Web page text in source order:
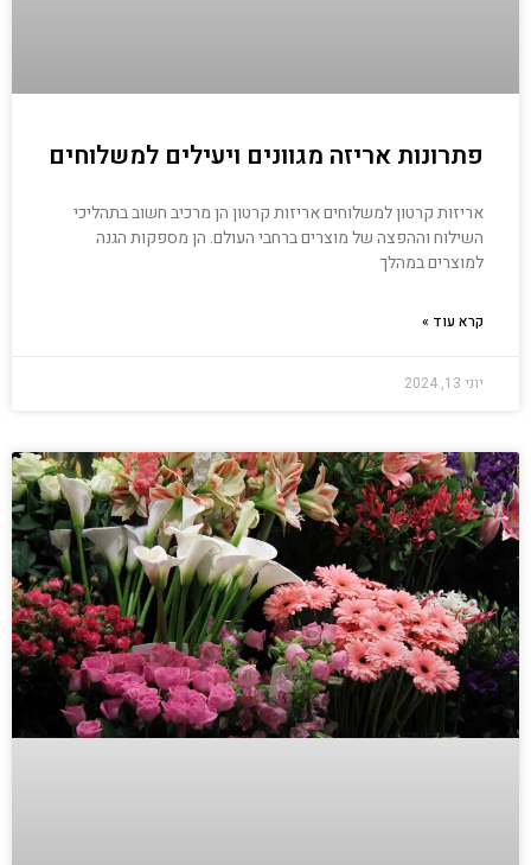
פתרונות אריזה מגוונים ויעילים למשלוחים
אריזות קרטון למשלוחים אריזות קרטון הן מרכיב חשוב בתהליכי
השילוח וההפצה של מוצרים ברחבי העולם. הן מספקות הגנה
למוצרים במהלך
קרא עוד »
יוני 13, 2024